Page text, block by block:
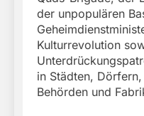
der unpopulären
Kulturrevolution
in Städten,
Behörden und